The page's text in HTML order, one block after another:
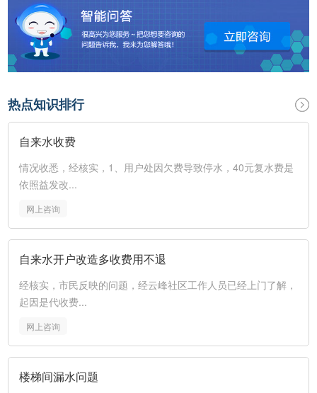
热点知识排行
自来水收费
情况收悉，经核实，1、用户处因欠费导致停水，40元复水费是
依照益发改...
网上咨询
自来水开户改造多收费用不退
经核实，市民反映的问题，经云峰社区工作人员已经上门了解，
起因是代收费...
网上咨询
楼梯间漏水问题